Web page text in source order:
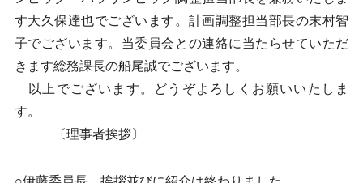
す大久保達也でございます。計画調整担当部長の末村智
子でございます。当委員会との連絡に当たらせていただ
きます総務課長の船尾誠でございます。
以上でございます。どうぞよろしくお願いいたしま
す。
〔理事者挨拶〕